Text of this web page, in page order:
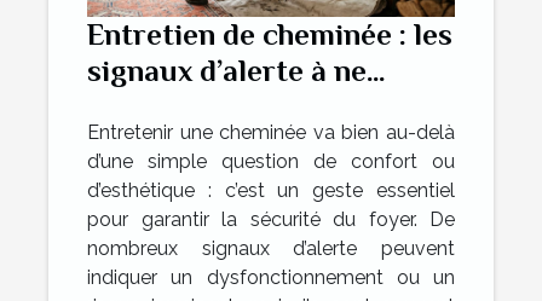
Entretien de cheminée : les
signaux d’alerte à ne
Entretenir une cheminée va bien au-delà
d’une simple question de confort ou
d’esthétique : c’est un geste essentiel
pour garantir la sécurité du foyer. De
nombreux signaux d’alerte peuvent
indiquer un dysfonctionnement ou un